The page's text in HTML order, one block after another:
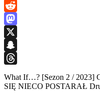
WhatsApp
Reddit
Mastodon
X
Snapchat
What If…? [Sezon 2 /
SIĘ NIECO POSTARAŁ